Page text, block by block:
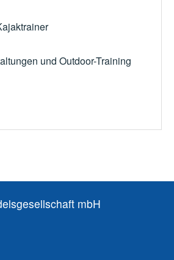
und Outdoor-Training
mbH